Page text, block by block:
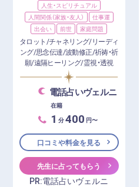
人生・スピリチュアル
人間関係（家族・友人）
仕事運
出会い
前世 家庭問題
タロット/チャネリング/リーディ
ング/思念伝達/波動修正/祈祷・祈
願/遠隔ヒーリング/霊視・透視
電話占いヴェルニ
在籍
1 分400 円〜
口コミや料金を見る
先生に占ってもらう
PR:電話占いヴェルニ